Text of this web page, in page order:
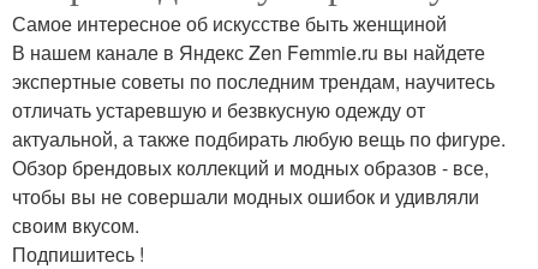
Самое интересное об искусстве быть женщиной
В нашем канале в Яндекс Zen Femmie.ru вы найдете
экспертные советы по последним трендам, научитесь
отличать устаревшую и безвкусную одежду от
актуальной, а также подбирать любую вещь по фигуре.
Обзор брендовых коллекций и модных образов - все,
чтобы вы не совершали модных ошибок и удивляли
своим вкусом.
Подпишитесь !